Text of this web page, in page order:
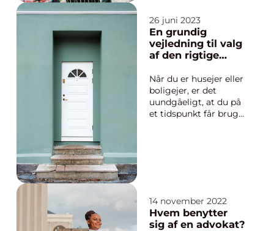
begivenheder, er der
noget magisk ved at
tilbringe dagene og
nætterne sammen
andre musikentusi...
26 juni 2023
En grundig
vejledning til valg
af den rigtige
Når du er husejer eller
boligejer, er det
uundgåeligt, at du på
et tidspunkt får brug
14 november 2022
Hvem benytter
sig af en advokat?